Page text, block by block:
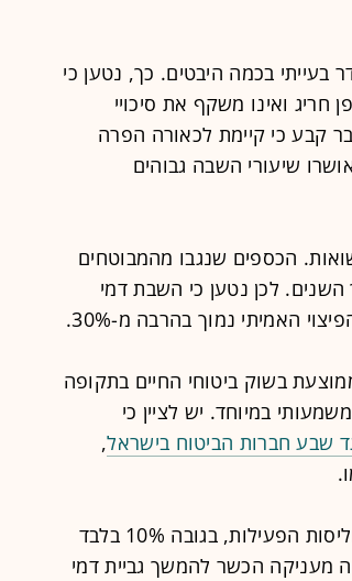
בכמה היבטים. כך, נטען כי
30% הוא נמוך באופן חריג ואינו משקף את סיכויי
קבע כי קיימת לכאורה הפרה
שיעורי השבה גבוהים
הכספים שנגבו מהמבוטחים
השנים. לכן נטען כי השבת דמי
האמיתי נמוך בהרבה מ-30%.
בשוק ביטוחי החיים בתקופה
מדובר ברכיב משמעותי במיוחד. יש לציין כי
שבע חברות הביטוח בישראל,
הביקורת מופנית גם על ההנחה שיקבלו בעלי הפוליסות הפעילות, בגובה 10% בלבד
מעניקה הכשר להמשך גביית דמי